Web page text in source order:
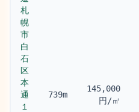
札
幌
市
白
石
区
本
通
１
739m
145,000
円/㎡